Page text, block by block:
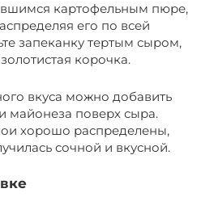
картофельным пюре,
его по всей
запеканку тертым сыром,
корочка.
вкуса можно добавить
майонеза поверх сыра.
хорошо распределены,
сочной и вкусной.